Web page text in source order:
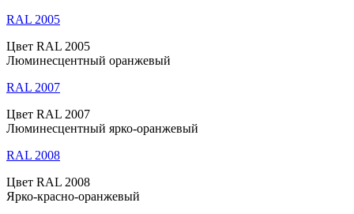
RAL 2005
Цвет RAL 2005
Люминесцентный оранжевый
RAL 2007
Цвет RAL 2007
Люминесцентный ярко-оранжевый
RAL 2008
Цвет RAL 2008
Ярко-красно-оранжевый